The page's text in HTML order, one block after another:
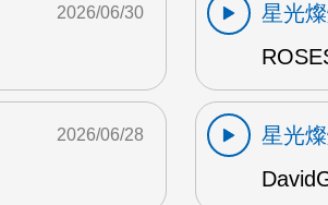
2026/06/30
星光
2026/06/28
星光